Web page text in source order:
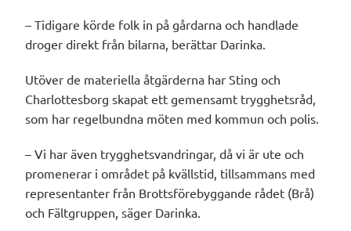
– Tidigare körde folk in på gårdarna och handlade
droger direkt från bilarna, berättar Darinka.
Utöver de materiella åtgärderna har Sting och
Charlottesborg skapat ett gemensamt trygghetsråd,
som har regelbundna möten med kommun och polis.
– Vi har även trygghetsvandringar, då vi är ute och
promenerar i området på kvällstid, tillsammans med
representanter från Brottsförebyggande rådet (Brå)
och Fältgruppen, säger Darinka.